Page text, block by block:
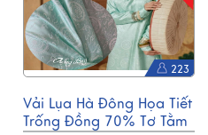
223
Vải Lụa Hà Đông Họa Tiết
Trống Đồng 70% Tơ Tằm